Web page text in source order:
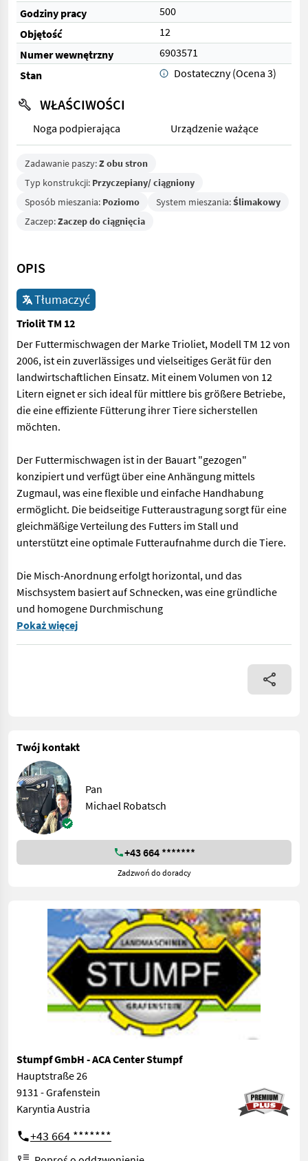
Godziny pracy
500
Objętość
12
Numer wewnętrzny
6903571
Stan
Dostateczny (Ocena 3)
WŁAŚCIWOŚCI
Noga podpierająca Urządzenie ważące
Zadawanie paszy:Z obu stron
Typ konstrukcji: Przyczepiany/ ciągniony
Sposób mieszania: Poziomo System mieszania:Ślimakowy
Zaczep:Zaczep do ciągnięcia
OPIS
Tłumaczyć
Triolit TM 12
Der Futtermischwagen der Marke Trioliet, Modell TM 12 von
2006, ist ein zuverlässiges und vielseitiges Gerät für den
landwirtschaftlichen Einsatz. Mit einem Volumen von 12
Litern eignet er sich ideal für mittlere bis größere Betriebe,
die eine effiziente Fütterung ihrer Tiere sicherstellen
möchten.
Der Futtermischwagen ist in der Bauart "gezogen"
konzipiert und verfügt über eine Anhängung mittels
Zugmaul, was eine flexible und einfache Handhabung
ermöglicht. Die beidseitige Futteraustragung sorgt für eine
gleichmäßige Verteilung des Futters im Stall und
unterstützt eine optimale Futteraufnahme durch die Tiere.
Die Misch-Anordnung erfolgt horizontal, und das
Mischsystem basiert auf Schnecken, was eine gründliche
und homogene Durchmischung
Der Futtermischwagen der Marke Trioliet, Modell TM 12 von
Pokaż więcej
Twój kontakt
Pan
Michael Robatsch
+43 664 *******
Zadzwoń do doradcy
Stumpf GmbH - ACA Center Stumpf
Hauptstraße 26
9131 - Grafenstein
Karyntia Austria
+43 664 *******